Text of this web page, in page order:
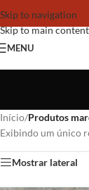
Skip to navigation
Skip to main content
MENU
Início/Produtos
Exibindo um único
Mostrar lateral